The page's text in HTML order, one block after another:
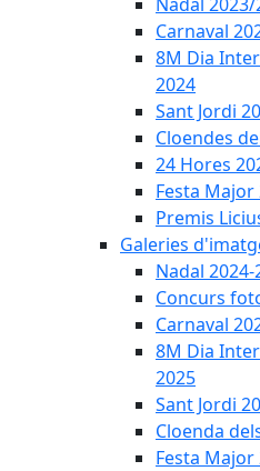
Carnaval
8M Dia
2024
Sant Jordi
Cloendes
24 Hores
Festa Major
Premis
Galeries
Nadal 2024-
Concurs
Carnaval
8M Dia
2025
Sant Jordi
Cloenda
Festa Major